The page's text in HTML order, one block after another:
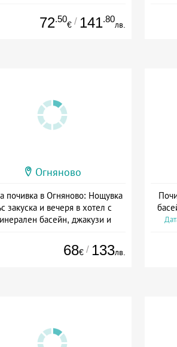
72.50
€ / 141.80
лв.
Огняново
почивка в Огняново: Нощувка
закуска и вечеря в хотел с
басейн, джакузи и
23.07 - 21.09 + полупансион
68€ / 133лв.